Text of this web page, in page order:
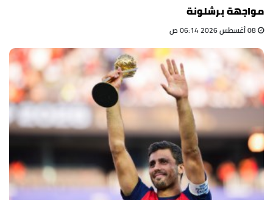
مواجهة برشلونة